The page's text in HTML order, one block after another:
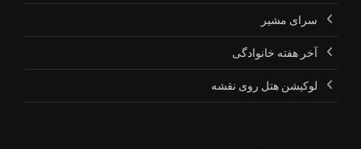
سرای مشیر
آخر هفته خانوادگی
لوکیشن هتل روی نقشه